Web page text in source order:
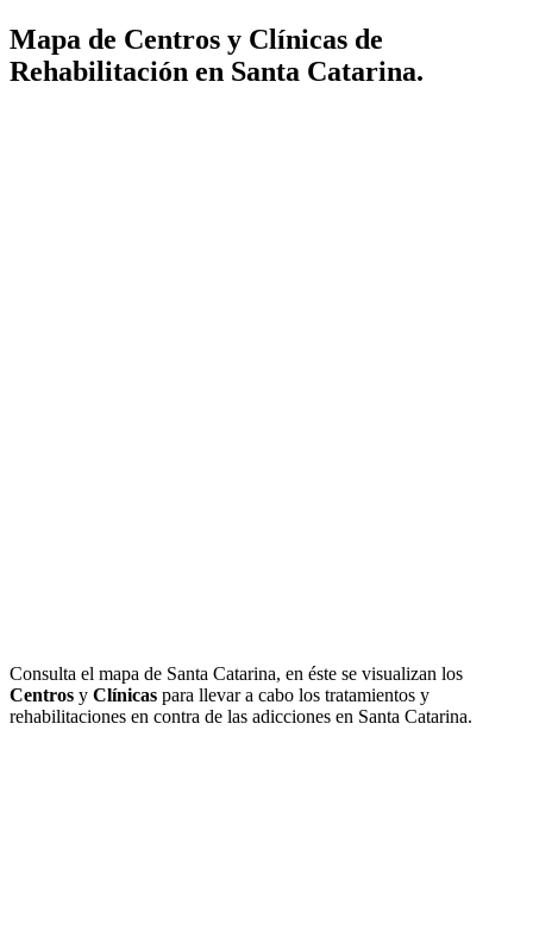
Mapa de Centros y Clínicas de
Rehabilitación en Santa Catarina.
Consulta el mapa de Santa Catarina, en éste se visualizan los
Centros y Clínicas para llevar a cabo los tratamientos y
rehabilitaciones en contra de las adicciones en Santa Catarina.